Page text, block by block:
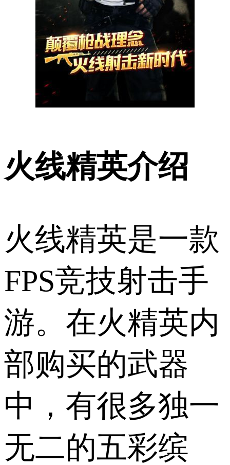
火线精英介绍
火线精英是一款
FPS竞技射击手
游。在火精英内
部购买的武器
中，有很多独一
无二的五彩缤